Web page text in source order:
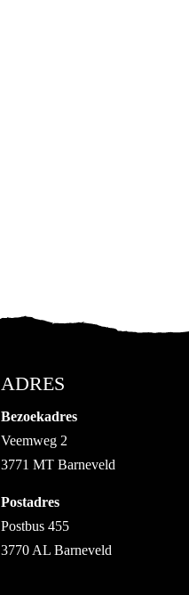
ADRES
Bezoekadres
Veemweg 2
3771 MT Barneveld
Postadres
Postbus 455
3770 AL Barneveld